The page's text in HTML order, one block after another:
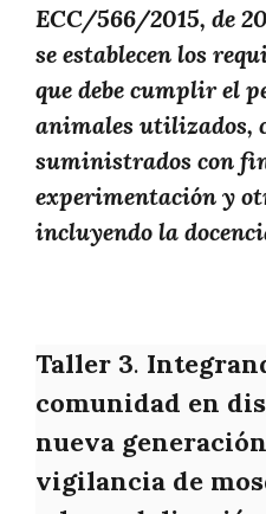
ECC/566/2015, de
se establecen los
que debe cumplir el
animales utilizados,
suministrados con
experimentación y
incluyendo la
Taller 3.
comunidad en
nueva
vigilancia de